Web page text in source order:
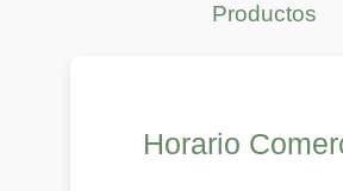
Productos
Horario